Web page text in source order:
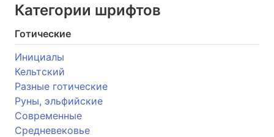
Категории шрифтов
Готические
Инициалы
Кельтский
Разные готические
Руны, эльфийские
Современные
Средневековье